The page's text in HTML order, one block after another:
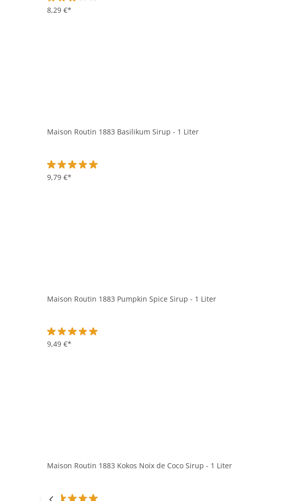
Durchschnittliche Bewertung von 3 von 5 Sternen
8,29 €*
Maison Routin 1883 Basilikum Sirup - 1 Liter
Durchschnittliche Bewertung von 5 von 5 Sternen
9,79 €*
Maison Routin 1883 Pumpkin Spice Sirup - 1 Liter
Durchschnittliche Bewertung von 5 von 5 Sternen
9,49 €*
Maison Routin 1883 Kokos Noix de Coco Sirup - 1 Liter